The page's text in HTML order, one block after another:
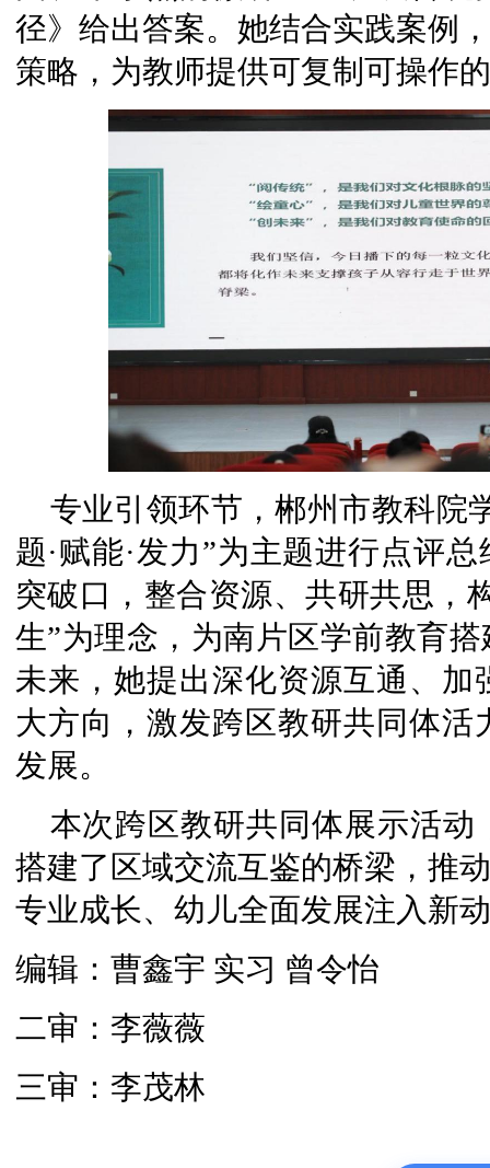
径》给出答案。她结合实践案例
策略，为教师提供可复制可操作
专业引领环节，郴州市教科院
题·赋能·发力”为主题进行点评总
突破口，整合资源、共研共思，
生”为理念，为南片区学前教育
未来，她提出深化资源互通、
大方向，激发跨区教研共同体
发展。
本次跨区教研共同体展示活
搭建了区域交流互鉴的桥梁，推
专业成长、幼儿全面发展注入新
编辑：曹鑫宇 实习 曾令怡
二审：李薇薇
三审：李茂林